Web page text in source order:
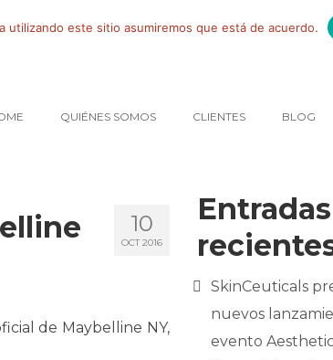
QUIÉNES SOMOS CLIENTES BLOG
10
OCT 2016
de Maybelline NY,
Entradas
SkinCeuticals
nuevos
evento
utilizando este sitio asumiremos que está de acuerdo.